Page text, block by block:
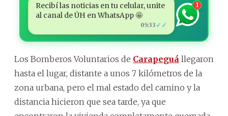
Recibí las noticias en tu celular, unite
al canal de ÚH en WhatsApp 🤩
05:33 ✓✓
1
Los Bomberos Voluntarios de Carapeguá llegaron
hasta el lugar, distante a unos 7 kilómetros de la
zona urbana, pero el mal estado del camino y la
distancia hicieron que sea tarde, ya que